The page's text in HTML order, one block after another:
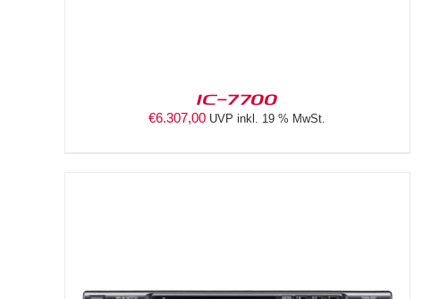
IC-7700
€6.307,00 UVP inkl. 19 % MwSt.